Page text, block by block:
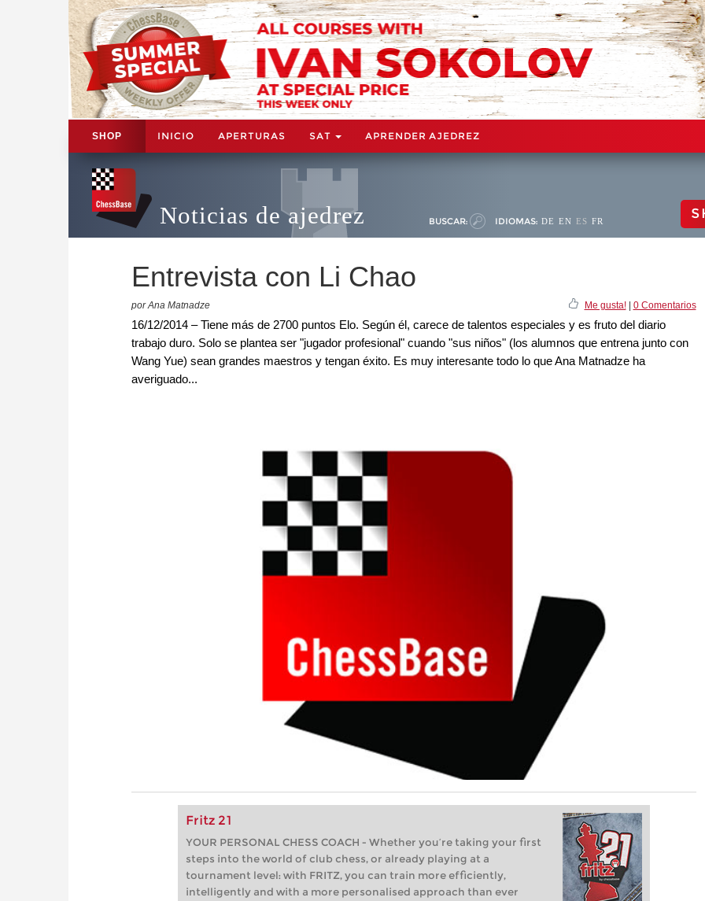
SHOP INICIO APERTURAS SAT APRENDER AJEDREZ
Noticias de ajedrez BUSCAR: IDIOMAS: DE EN ES FR
Entrevista con Li Chao
por Ana Matnadze Me gusta!| 0 Comentarios
16/12/2014 – Tiene más de 2700 puntos Elo. Según él, carece de talentos especiales y es fruto del diario
trabajo duro. Solo se plantea ser "jugador profesional" cuando "sus niños" (los alumnos que entrena junto con
Wang Yue) sean grandes maestros y tengan éxito. Es muy interesante todo lo que Ana Matnadze ha
averiguado...
Fritz 21
YOUR PERSONAL CHESS COACH - Whether you’re taking your first
steps into the world of club chess, or already playing at a
tournament level: with FRITZ, you can train more efficiently,
intelligently and with a more personalised approach than ever